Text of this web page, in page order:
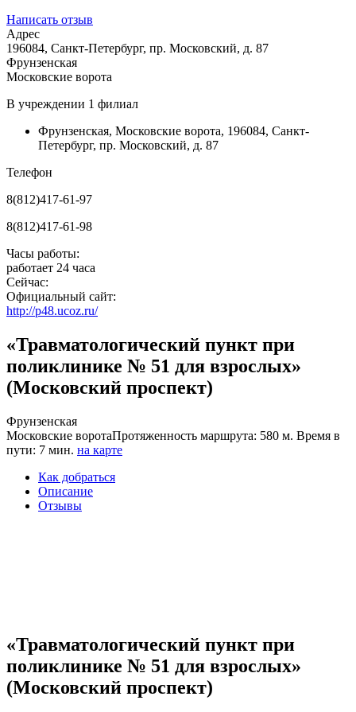
Написать отзыв
Адрес
196084, Санкт-Петербург, пр. Московский, д. 87
Фрунзенская
Московские ворота
В учреждении 1 филиал
Фрунзенская, Московские ворота, 196084, Санкт-
Петербург, пр. Московский, д. 87
Телефон
8(812)417-61-97
8(812)417-61-98
Часы работы:
работает 24 часа
Сейчас:
Официальный сайт:
http://p48.ucoz.ru/
«Травматологический пункт при
поликлинике № 51 для взрослых»
(Московский проспект)
Фрунзенская
Московские воротаПротяженность маршрута: 580 м. Время в
пути: 7 мин. на карте
Как добраться
Описание
Отзывы
«Травматологический пункт при
поликлинике № 51 для взрослых»
(Московский проспект)